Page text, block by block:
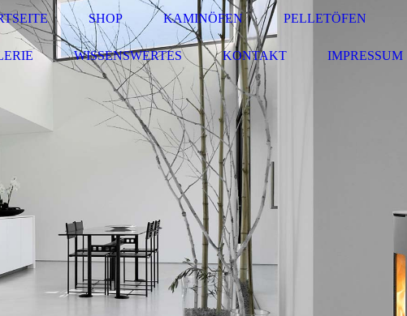
SHOP KAMINÖFEN PELLETÖFEN
WISSENSWERTES KONTAKT IMPRESSUM